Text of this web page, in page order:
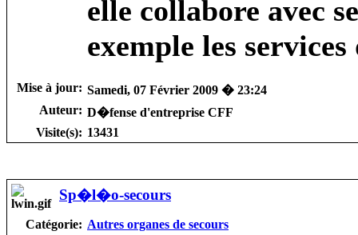
elle collabore avec
exemple les
Mise à jour: Samedi, 07 Février 2009 � 23:24
Auteur: D�fense d'entreprise CFF
Visite(s): 13431
Sp�l�o-secours
Catégorie: Autres organes de secours